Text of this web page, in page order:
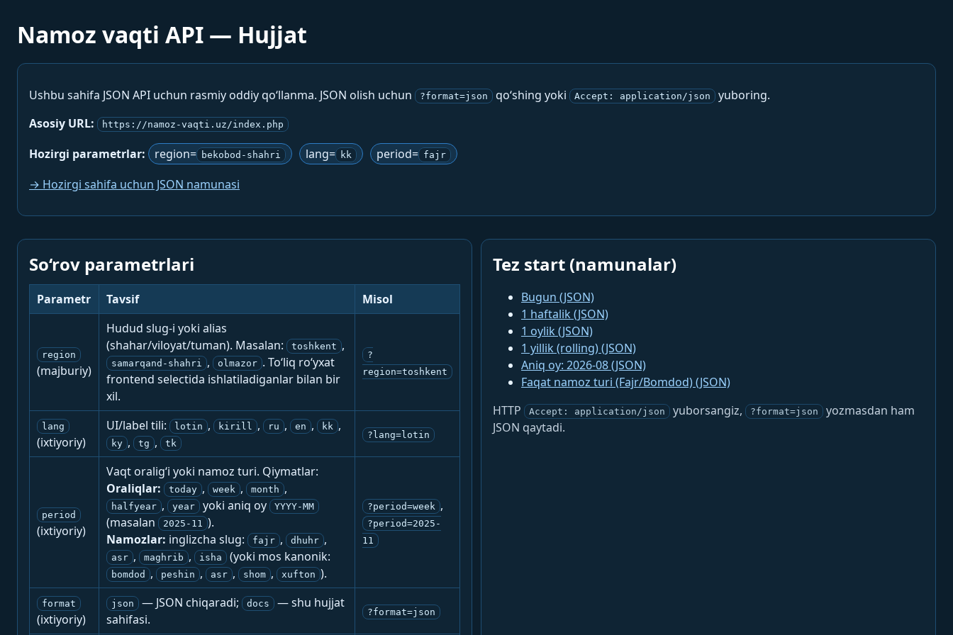
Namoz vaqti API — Hujjat
Ushbu sahifa JSON API uchun rasmiy oddiy qo‘llanma. JSON olish uchun ?format=json qo‘shing yoki Accept: application/json
yuboring.
Asosiy URL:
https://namoz-vaqti.uz/index.php
Hozirgi parametrlar: region= bekobod-shahri lang= kk period= fajr
→ Hozirgi sahifa uchun JSON namunasi
So‘rov parametrlari
Parametr Tavsif Misol
region
(majburiy)
Hudud slug-i yoki alias
(shahar/viloyat/tuman). Masalan:
toshkent ,
samarqand-shahri , olmazor . To‘liq ro‘yxat
frontend selectida ishlatiladiganlar bilan bir
xil.
?
region=toshkent
lang
(ixtiyoriy)
UI/label tili: lotin , kirill , ru , en , kk ,
ky , tg , tk
?lang=lotin
period
(ixtiyoriy)
Vaqt oralig‘i yoki namoz turi. Qiymatlar:
Oraliqlar:
today , week , month ,
halfyear , year yoki aniq oy YYYY-MM
(masalan 2025-11 ).
Namozlar: inglizcha slug: fajr , dhuhr ,
asr , maghrib , isha (yoki mos kanonik:
bomdod , peshin , asr , shom , xufton ).
?period=week ,
?period=2025-
11
format
(ixtiyoriy)
json — JSON chiqaradi; docs
— shu hujjat
sahifasi.
?format=json
Tez start (namunalar)
Bugun (JSON)
1 haftalik (JSON)
1 oylik (JSON)
1 yillik (rolling) (JSON)
Aniq oy: 2026-08 (JSON)
Faqat namoz turi (Fajr/Bomdod) (JSON)
HTTP
Accept: application/json yuborsangiz, ?format=json
yozmasdan ham
JSON qaytadi.